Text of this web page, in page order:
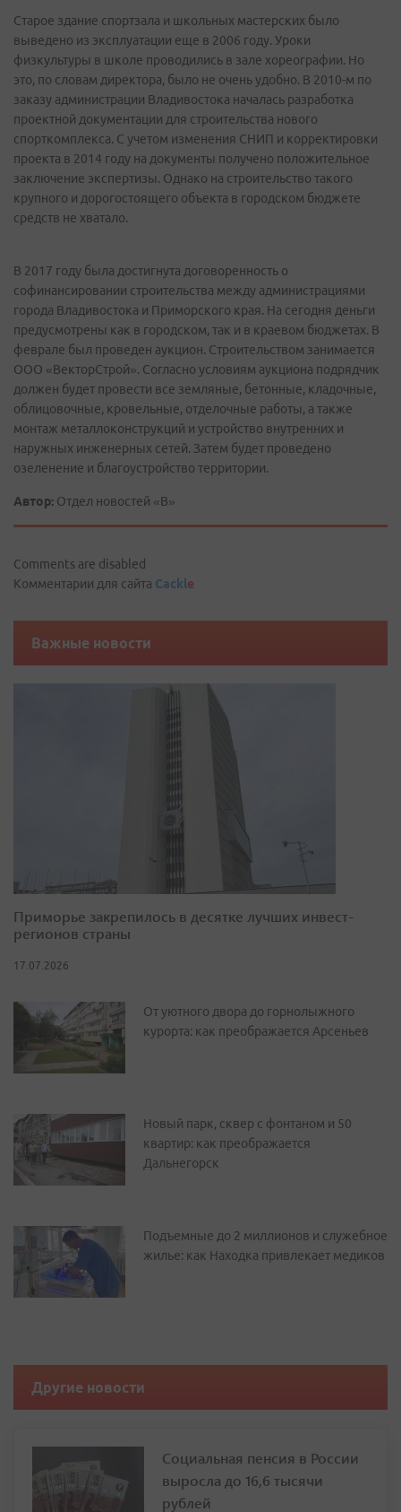
Старое здание спортзала и школьных мастерских было
выведено из эксплуатации еще в 2006 году. Уроки
физкультуры в школе проводились в зале хореографии. Но
это, по словам директора, было не очень удобно. В 2010-м по
заказу администрации Владивостока началась разработка
проектной документации для строительства нового
спорткомплекса. С учетом изменения СНИП и корректировки
проекта в 2014 году на документы получено положительное
заключение экспертизы. Однако на строительство такого
крупного и дорогостоящего объекта в городском бюджете
средств не хватало.
В 2017 году была достигнута договоренность о
софинансировании строительства между администрациями
города Владивостока и Приморского края. На сегодня деньги
предусмотрены как в городском, так и в краевом бюджетах. В
феврале был проведен аукцион. Строительством занимается
ООО «ВекторСтрой». Согласно условиям аукциона подрядчик
должен будет провести все земляные, бетонные, кладочные,
облицовочные, кровельные, отделочные работы, а также
монтаж металлоконструкций и устройство внутренних и
наружных инженерных сетей. Затем будет проведено
озеленение и благоустройство территории.
Автор: Отдел новостей «В»
Comments are disabled
Комментарии для сайта Cackle
Важные новости
Приморье закрепилось в десятке лучших инвест-
регионов страны
17.07.2026
От уютного двора до горнолыжного
курорта: как преображается Арсеньев
Новый парк, сквер с фонтаном и 50
квартир: как преображается
Дальнегорск
Подъемные до 2 миллионов и служебное
жилье: как Находка привлекает медиков
Другие новости
Социальная пенсия в России
выросла до 16,6 тысячи
рублей